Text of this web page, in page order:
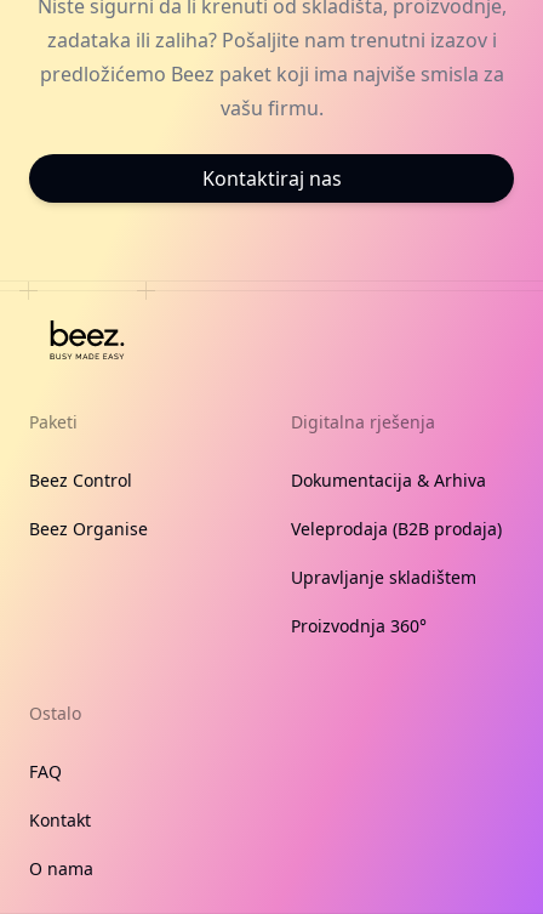
Niste sigurni da li krenuti od skladišta, proizvodnje,
zadataka ili zaliha? Pošaljite nam trenutni izazov i
predložićemo Beez paket koji ima najviše smisla za
vašu firmu.
Kontaktiraj nas
Paketi
Beez Control
Beez Organise
Digitalna rješenja
Dokumentacija & Arhiva
Veleprodaja (B2B prodaja)
Upravljanje skladištem
Proizvodnja 360°
Ostalo
FAQ
Kontakt
O nama